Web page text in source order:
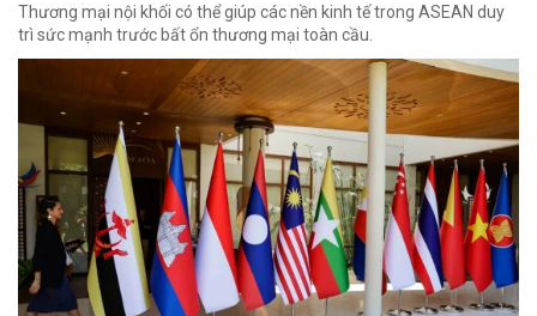
Thương mại nội khối có thể giúp các nền kinh tế trong ASEAN duy
trì sức mạnh trước bất ổn thương mại toàn cầu.